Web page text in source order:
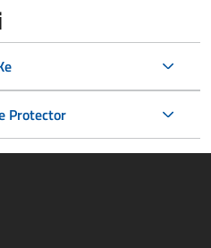
Protector